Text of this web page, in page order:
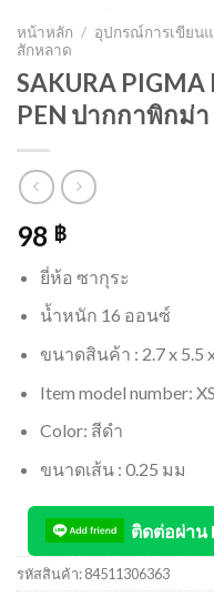
หน้าหลัก / อุปกรณ์การเขียน
สักหลาด
SAKURA
PEN ปากกาพิกม่า
98 ฿
ยี่ห้อ ซากุระ
น้ำหนัก 16 ออนซ์
ขนาดสินค้า : 2.7 x 5.5
Item model number:
Color: สีดำ
ขนาดเส้น : 0.25 มม
ติดต่อผ่าน
รหัสสินค้า:84511306363